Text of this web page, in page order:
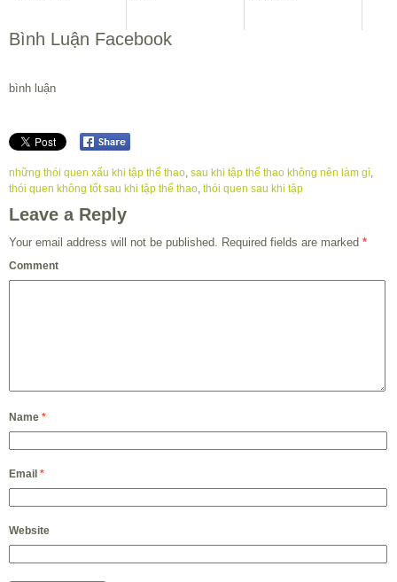
Bình Luận Facebook
bình luận
những thói quen xấu khi tập thể thao, sau khi tập thể thao không nên làm gì,
thói quen không tốt sau khi tập thể thao, thói quen sau khi tập
Leave a Reply
Your email address will not be published. Required fields are marked *
Comment
Name *
Email *
Website